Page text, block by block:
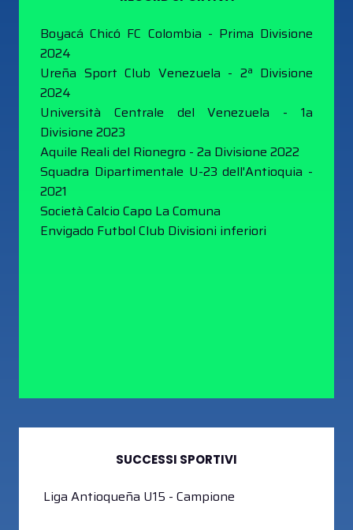
Boyacá Chicó FC Colombia - Prima Divisione
2024
Ureña Sport Club Venezuela - 2ª Divisione
2024
Università Centrale del Venezuela - 1a
Divisione 2023
Aquile Reali del Rionegro - 2a Divisione 2022
Squadra Dipartimentale U-23 dell'Antioquia -
2021
Società Calcio Capo La Comuna
Envigado Futbol Club Divisioni inferiori
SUCCESSI SPORTIVI
Liga Antioqueña U15 - Campione